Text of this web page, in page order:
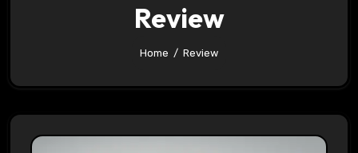
Review
Home Review